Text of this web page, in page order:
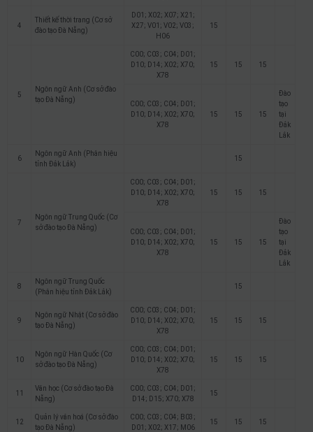
4
Thiết kế thời trang (Cơ sở
đào tạo Đà Nẵng)
D01; X02; X07; X21;
X27; V01; V02; V03;
H06
15
5
Ngôn ngữ Anh (Cơ sở đào
tạo Đà Nẵng)
C00; C03; C04; D01;
D10; D14; X02; X70;
X78
15 15 15
C00; C03; C04; D01;
D10; D14; X02; X70;
X78
15 15 15
Đào
tạo
tại
Đắk
Lắk
6
Ngôn ngữ Anh (Phân hiệu
tỉnh Đắk Lắk)
15
7
Ngôn ngữ Trung Quốc (Cơ
sở đào tạo Đà Nẵng)
C00; C03; C04; D01;
D10; D14; X02; X70;
X78
15 15 15
C00; C03; C04; D01;
D10; D14; X02; X70;
X78
15 15 15
Đào
tạo
tại
Đắk
Lắk
8
Ngôn ngữ Trung Quốc
(Phân hiệu tỉnh Đắk Lắk)
15
9
Ngôn ngữ Nhật (Cơ sở đào
tạo Đà Nẵng)
C00; C03; C04; D01;
D10; D14; X02; X70;
X78
15 15 15
10
Ngôn ngữ Hàn Quốc (Cơ
sở đào tạo Đà Nẵng)
C00; C03; C04; D01;
D10; D14; X02; X70;
X78
15 15 15
11
Văn học (Cơ sở đào tạo Đà
Nẵng)
C00; C03; C04; D01;
D14; D15; X70; X78
15
12
Quản lý văn hoá (Cơ sở đào
tạo Đà Nẵng)
C00; C03; C04; B03;
D01; X02; X17; M06
15 15 15